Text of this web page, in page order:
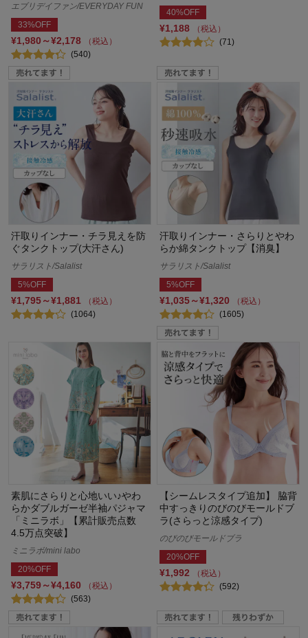
エブリデイファン/EVERYDAY FUN
33%OFF
¥1,980～¥2,178
（税込）
(540)
40%OFF
¥1,188
（税込）
(71)
汗取りインナー・チラ見えを防
ぐタンクトップ(大汗さん)
サラリスト/Salalist
5%OFF
¥1,795～¥1,881
（税込）
(1064)
汗取りインナー・さらりとやわ
らか綿タンクトップ【消臭】
サラリスト/Salalist
5%OFF
¥1,035～¥1,320
（税込）
(1605)
素肌にさらりと心地いい♪やわ
らかダブルガーゼ半袖パジャマ
「ミニラボ」【累計販売点数
4.5万点突破】
ミニラボ/mini labo
20%OFF
¥3,759～¥4,160
（税込）
(563)
【シームレスタイプ追加】 脇背
中すっきりのびのびモールドブ
ラ(さらっと涼感タイプ)
のびのびモールドブラ
20%OFF
¥1,992
（税込）
(592)